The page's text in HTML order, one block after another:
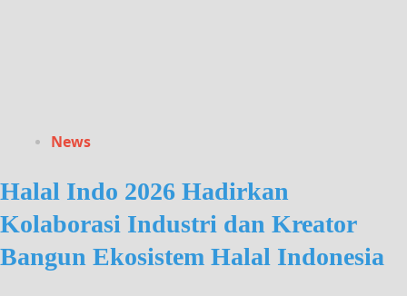
News
Halal Indo 2026 Hadirkan
Kolaborasi Industri dan Kreator
Bangun Ekosistem Halal Indonesia